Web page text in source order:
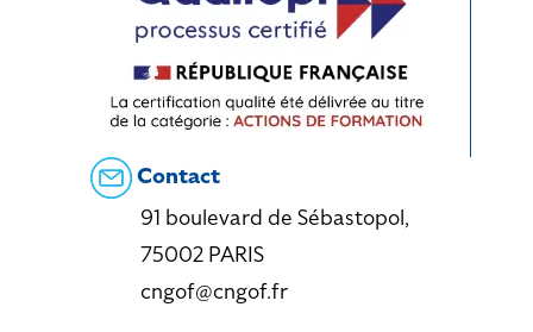
Contact
91 boulevard de Sébastopol,
75002 PARIS
cngof@cngof.fr